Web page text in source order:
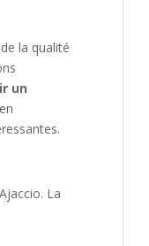
la qualité
un
La